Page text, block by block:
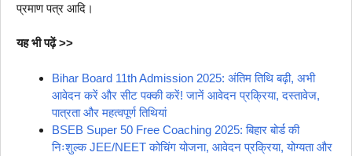
प्रमाण पत्र आदि।
यह भी पढ़ें >>
Bihar Board 11th Admission 2025: अंतिम तिथि बढ़ी, अभी
आवेदन करें और सीट पक्की करें! जानें आवेदन प्रक्रिया, दस्तावेज,
पात्रता और महत्वपूर्ण तिथियां
BSEB Super 50 Free Coaching 2025: बिहार बोर्ड की
निःशुल्क JEE/NEET कोचिंग योजना, आवेदन प्रक्रिया, योग्यता और